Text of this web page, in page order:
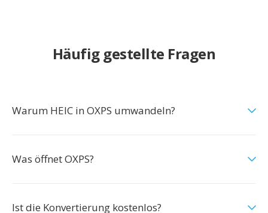
Häufig gestellte Fragen
Warum HEIC in OXPS umwandeln?
Was öffnet OXPS?
Ist die Konvertierung kostenlos?